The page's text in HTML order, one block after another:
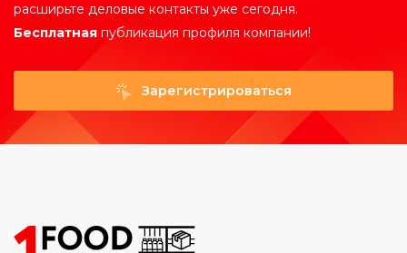
расширьте деловые контакты уже сегодня.
Бесплатная публикация профиля компании!
Зарегистрироваться